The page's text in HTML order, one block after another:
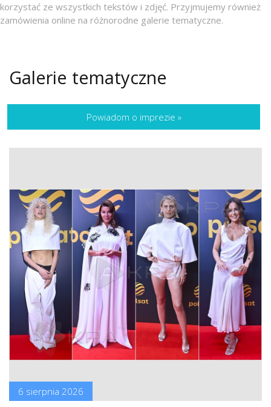
korzystać ze wszystkich tekstów i zdjęć. Przyjmujemy również
zamówienia online na różnorodne galerie tematyczne.
Galerie tematyczne
Powiadom o imprezie »
6 sierpnia 2026